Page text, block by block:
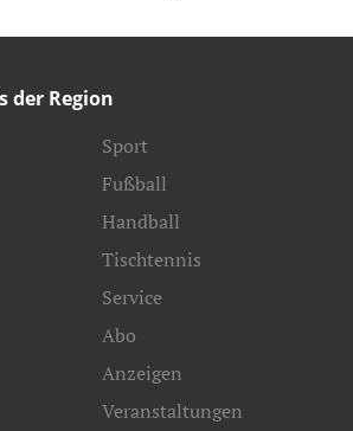
der Region
Sport
Fußball
Handball
Tischtennis
Service
Abo
Anzeigen
Veranstaltungen